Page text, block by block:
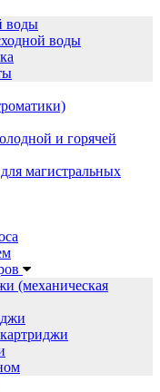
воды
воды
и горячей
магистральных
(механическая